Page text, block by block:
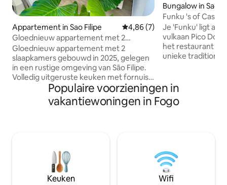
Appartement in Sao Filipe Gemiddelde beoordeling van
4,86 (7)
Gloednieuw appartement met 2
slaapkamers en snelle wifi
Gloednieuw appartement met 2
slaapkamers gebouwd in 2025, gelegen
in een rustige omgeving van São Filipe.
Volledig uitgeruste keuken met fornuis,
oven, magnetron en koelkast. Voorzien
van airconditioning, snelle wifi, tv, warm
water, wasmachine, slaapbank,
zodat je je thuis voelt. Het huis staat in
Google Maps geregistreerd als Oliveira
Residence. Er worden aanvullende
aanwijzingen verstrekt voor een
Bungalow in Sao
Funku 's of Casa
Caldeiras
Je 'Funku' ligt aan de voet van de
vulkaan Pico Do
het restaurant
unieke
voor gasten.
eigen badkamer,
leidt naar het
huisdieren en ga
allemaal welkom.
Populaire voorzieningen in
vakantiewoningen in Fogo
Keuken Wifi